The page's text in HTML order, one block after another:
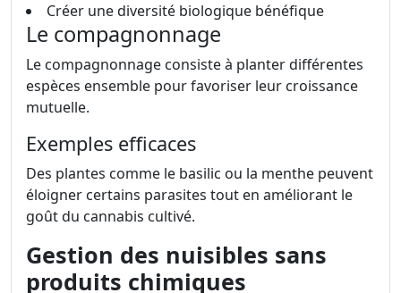
Créer une diversité biologique bénéfique
Le compagnonnage
Le compagnonnage consiste à planter différentes
espèces ensemble pour favoriser leur croissance
mutuelle.
Exemples efficaces
Des plantes comme le basilic ou la menthe peuvent
éloigner certains parasites tout en améliorant le
goût du cannabis cultivé.
Gestion des nuisibles sans
produits chimiques